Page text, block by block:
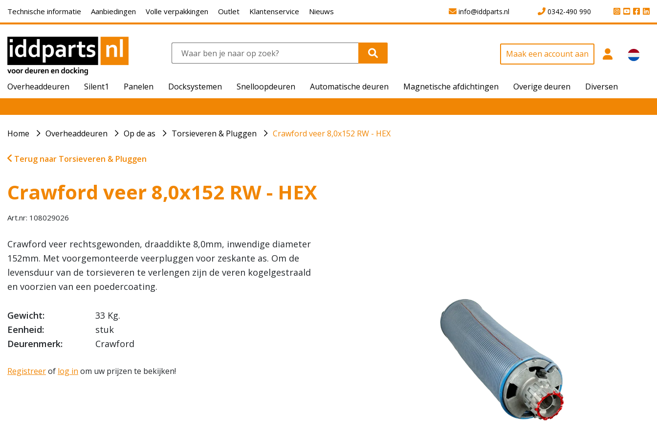
info@iddparts.nl 0342-490 990
Technische informatie Aanbiedingen Volle verpakkingen Outlet Klantenservice Nieuws
Maak een account aan
Overheaddeuren Silent1 Panelen Docksystemen Snelloopdeuren Automatische deuren Magnetische afdichtingen Overige deuren Diversen
Home Overheaddeuren Op de as Torsieveren & Pluggen Crawford veer 8,0x152 RW - HEX
Terug naar Torsieveren & Pluggen
Crawford veer 8,0x152 RW - HEX
Art.nr: 108029026
Crawford veer rechtsgewonden, draaddikte 8,0mm, inwendige diameter
152mm. Met voorgemonteerde veerpluggen voor zeskante as. Om de
levensduur van de torsieveren te verlengen zijn de veren kogelgestraald
en voorzien van een poedercoating.
Gewicht:
33 Kg.
Eenheid:
stuk
Deurenmerk:
Crawford
Registreerof log in om uw prijzen te bekijken!